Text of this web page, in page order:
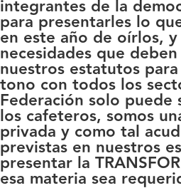
integrantes de la
para presentarles lo
en este año de oírlos,
necesidades que
nuestros estatutos
tono con todos los
Federación solo
los cafeteros, somos
privada y como tal
previstas en nuestros
presentar la
esa materia sea